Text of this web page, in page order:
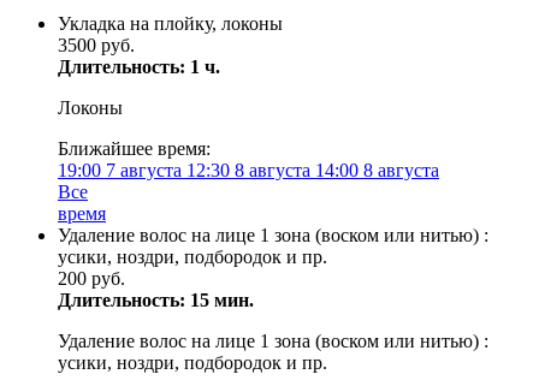
Укладка на плойку, локоны
3500 руб.
Длительность: 1 ч.
Локоны
Ближайшее время:
19:00 7 августа 12:30 8 августа 14:00 8 августа
Все
время
Удаление волос на лице 1 зона (воском или нитью) :
усики, ноздри, подбородок и пр.
200 руб.
Длительность: 15 мин.
Удаление волос на лице 1 зона (воском или нитью) :
усики, ноздри, подбородок и пр.